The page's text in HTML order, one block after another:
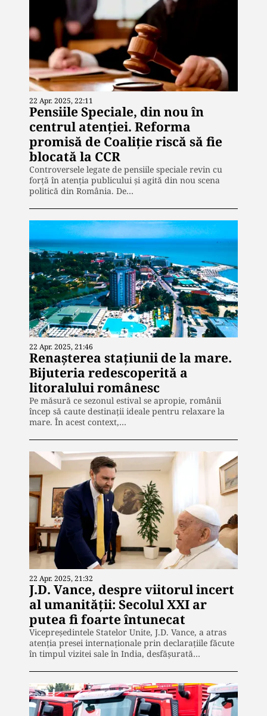
22 Apr. 2025, 22:11
Pensiile Speciale, din nou în
centrul atenției. Reforma
promisă de Coaliție riscă să fie
blocată la CCR
Controversele legate de pensiile speciale revin cu
forță în atenția publicului și agită din nou scena
politică din România. De…
22 Apr. 2025, 21:46
Renașterea stațiunii de la mare.
Bijuteria redescoperită a
litoralului românesc
Pe măsură ce sezonul estival se apropie, românii
încep să caute destinații ideale pentru relaxare la
mare. În acest context,…
22 Apr. 2025, 21:32
J.D. Vance, despre viitorul incert
al umanității: Secolul XXI ar
putea fi foarte întunecat
Vicepreședintele Statelor Unite, J.D. Vance, a atras
atenția presei internaționale prin declarațiile făcute
în timpul vizitei sale în India, desfășurată…